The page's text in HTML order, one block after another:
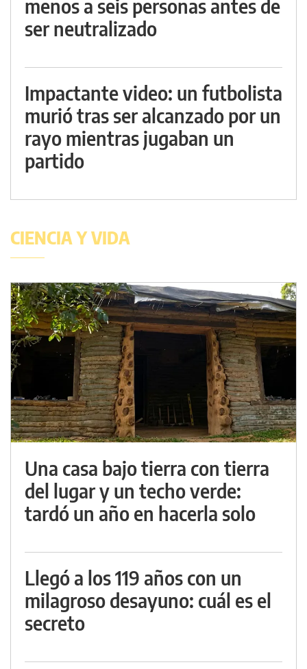
menos a seis personas antes de
ser neutralizado
Impactante video: un futbolista
murió tras ser alcanzado por un
rayo mientras jugaban un
partido
CIENCIA Y VIDA
Una casa bajo tierra con tierra
del lugar y un techo verde:
tardó un año en hacerla solo
Llegó a los 119 años con un
milagroso desayuno: cuál es el
secreto